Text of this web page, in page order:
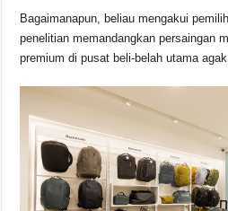
Bagaimanapun, beliau mengakui
penelitian memandangkan persaingan
premium di pusat beli-belah utama agak